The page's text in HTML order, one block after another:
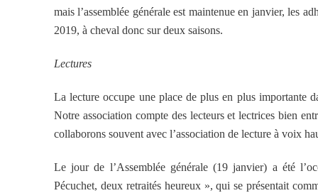
mais l’assemblée générale est maintenue en janvier, les
2019, à cheval donc sur deux saisons.
Lectures
La lecture occupe une place de plus en plus importante
Notre association compte des lecteurs et lectrices bien
collaborons souvent avec l’association de lecture à voix
Le jour de l’Assemblée générale (19 janvier) a été
Pécuchet, deux retraités heureux », qui se présentait